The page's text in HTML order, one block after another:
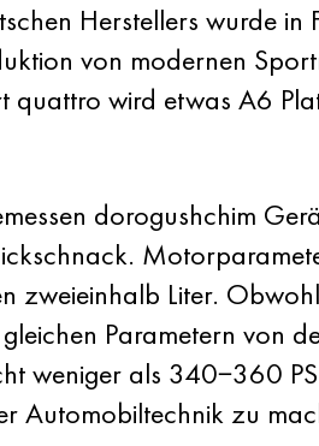
Herstellers wurde in
von modernen
quattro wird etwas A6
dorogushchim
zweieinhalb Liter.
Parametern von
weniger als 340−360
Automobiltechnik zu